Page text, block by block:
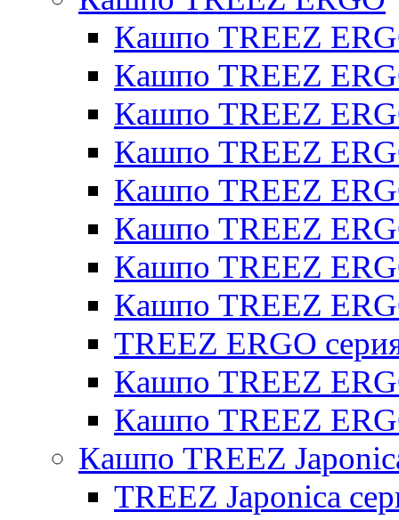
Кашпо TREEZ
Кашпо TREEZ
Кашпо TREEZ
Кашпо TREEZ
Кашпо TREEZ
Кашпо TREEZ
Кашпо TREEZ
Кашпо TREEZ
TREEZ ERGO
Кашпо TREEZ
Кашпо TREEZ
Кашпо TREEZ
TREEZ Japonica